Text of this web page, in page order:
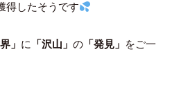
得したそうです
」 に 「沢山」 の 「発見」 をご一